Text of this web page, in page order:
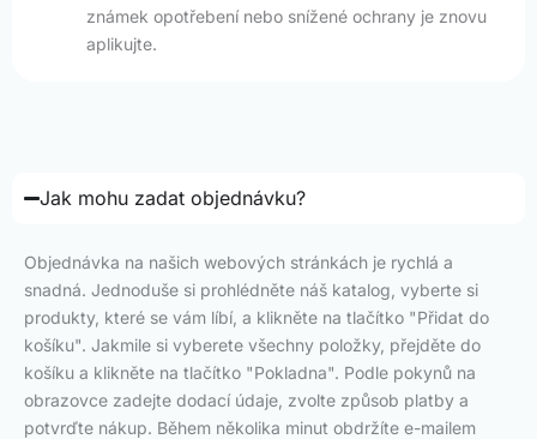
známek opotřebení nebo snížené ochrany je znovu
aplikujte.
Jak mohu zadat objednávku?
Objednávka na našich webových stránkách je rychlá a
snadná. Jednoduše si prohlédněte náš katalog, vyberte si
produkty, které se vám líbí, a klikněte na tlačítko "Přidat do
košíku". Jakmile si vyberete všechny položky, přejděte do
košíku a klikněte na tlačítko "Pokladna". Podle pokynů na
obrazovce zadejte dodací údaje, zvolte způsob platby a
potvrďte nákup. Během několika minut obdržíte e-mailem